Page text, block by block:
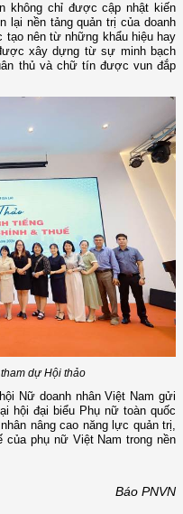
không chỉ được cập nhật kiến
lại nền tảng quản trị của doanh
nên từ những khẩu hiệu hay
xây dựng từ sự minh bạch
thủ và chữ tín được vun đắp
dự Hội thảo
Nữ doanh nhân Việt Nam gửi
hội đại biểu Phụ nữ toàn quốc
nâng cao năng lực quản trị,
của phụ nữ Việt Nam trong nền
Báo PNVN